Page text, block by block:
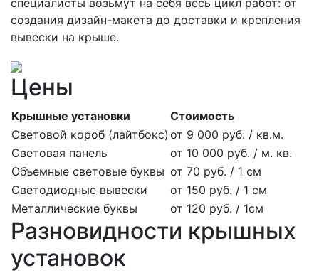
специалисты возьмут на себя весь цикл работ: от
создания дизайн-макета до доставки и крепления
вывески на крыше.
Цены
Крышные установки
Стоимость
Световой короб (лайтбокс) от 9 000 руб. / кв.м.
Световая панель
от 10 000 руб. / м. кв.
Объемные световые буквы от 70 руб. / 1 см
Светодиодные вывески
от 150 руб. / 1 см
Металлические буквы
от 120 руб. / 1см
Разновидности крышных
установок